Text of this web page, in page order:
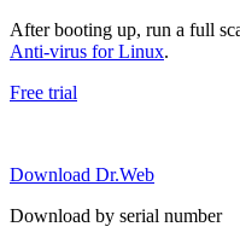
After booting up, run a full
Anti-virus for Linux.
Free trial
Download Dr.Web
Download by serial number